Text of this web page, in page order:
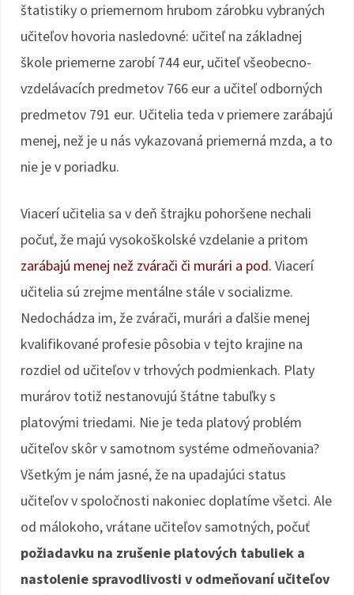
štatistiky o priemernom hrubom zárobku vybraných
učiteľov hovoria nasledovné: učiteľ na základnej
škole priemerne zarobí 744 eur, učiteľ všeobecno-
vzdelávacích predmetov 766 eur a učiteľ odborných
predmetov 791 eur. Učitelia teda v priemere zarábajú
menej, než je u nás vykazovaná priemerná mzda, a to
nie je v poriadku.
Viacerí učitelia sa v deň štrajku pohoršene nechali
počuť, že majú vysokoškolské vzdelanie a pritom
zarábajú menej než zvárači či murári a pod. Viacerí
učitelia sú zrejme mentálne stále v socializme.
Nedochádza im, že zvárači, murári a ďalšie menej
kvalifikované profesie pôsobia v tejto krajine na
rozdiel od učiteľov v trhových podmienkach. Platy
murárov totiž nestanovujú štátne tabuľky s
platovými triedami. Nie je teda platový problém
učiteľov skôr v samotnom systéme odmeňovania?
Všetkým je nám jasné, že na upadajúci status
učiteľov v spoločnosti nakoniec doplatíme všetci. Ale
od málokoho, vrátane učiteľov samotných, počuť
požiadavku na zrušenie platových tabuliek a
nastolenie spravodlivosti v odmeňovaní učiteľov